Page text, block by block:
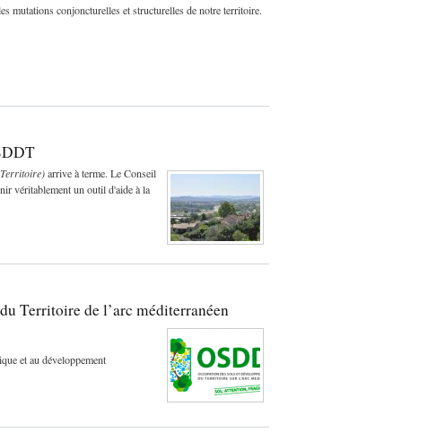
mutations conjoncturelles et structurelles de notre territoire.
arrive à terme. Le Conseil
véritablement un outil d'aide à la
Territoire de l’arc méditerranéen
et au développement